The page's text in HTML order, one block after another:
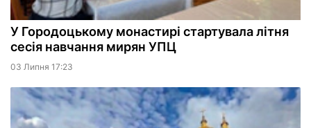
У Городоцькому монастирі стартувала літня
сесія навчання мирян УПЦ
03 Липня 17:23